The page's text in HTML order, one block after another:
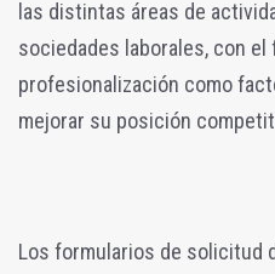
las distintas áreas de
sociedades laborales, con el
profesionalización como
mejorar su posición
Los formularios de solicitud